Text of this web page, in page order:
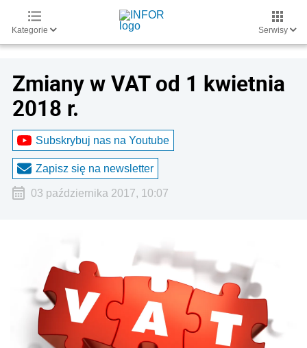
Kategorie Serwisy
Zmiany w VAT od 1 kwietnia
2018 r.
Subskrybuj nas na Youtube
Zapisz się na newsletter
03 października 2017, 10:07